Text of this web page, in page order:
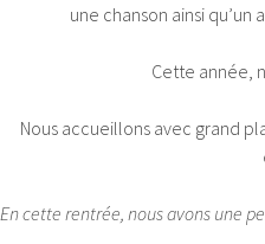
une chanson ainsi
Cette année,
Nous accueillons avec grand
En cette rentrée, nous avons une